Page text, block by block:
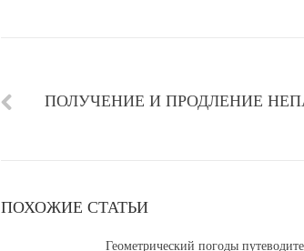
ПОЛУЧЕНИЕ И ПРОДЛЕНИЕ
ПОХОЖИЕ СТАТЬИ
Геометрический погоды